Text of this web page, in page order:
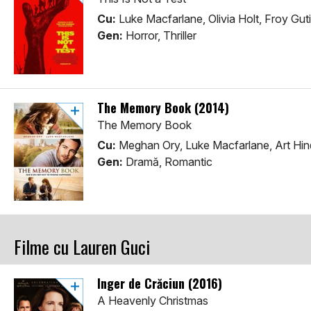
Cu: Luke Macfarlane, Olivia Holt, Froy
Gen: Horror, Thriller
The Memory Book (2014)
The Memory Book
Cu: Meghan Ory, Luke Macfarlane, Art
Gen: Dramă, Romantic
Filme cu Lauren Guci
Înger de Crăciun (2016)
A Heavenly Christmas